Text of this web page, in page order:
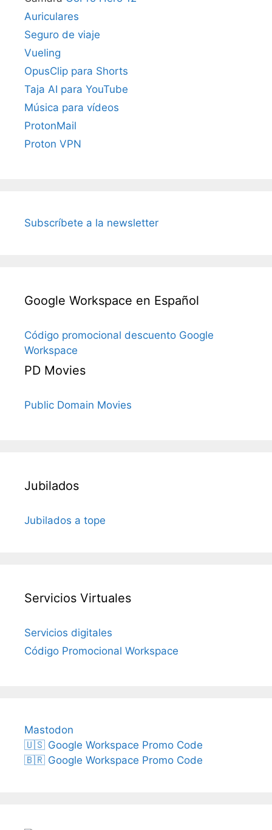
Auriculares
Seguro de viaje
Vueling
OpusClip para Shorts
Taja AI para YouTube
Música para vídeos
ProtonMail
Proton VPN
Subscríbete a la newsletter
Google Workspace en Español
Código promocional descuento Google
Workspace
PD Movies
Public Domain Movies
Jubilados
Jubilados a tope
Servicios Virtuales
Servicios digitales
Código Promocional Workspace
Mastodon
🇺🇸 Google Workspace Promo Code
🇧🇷 Google Workspace Promo Code